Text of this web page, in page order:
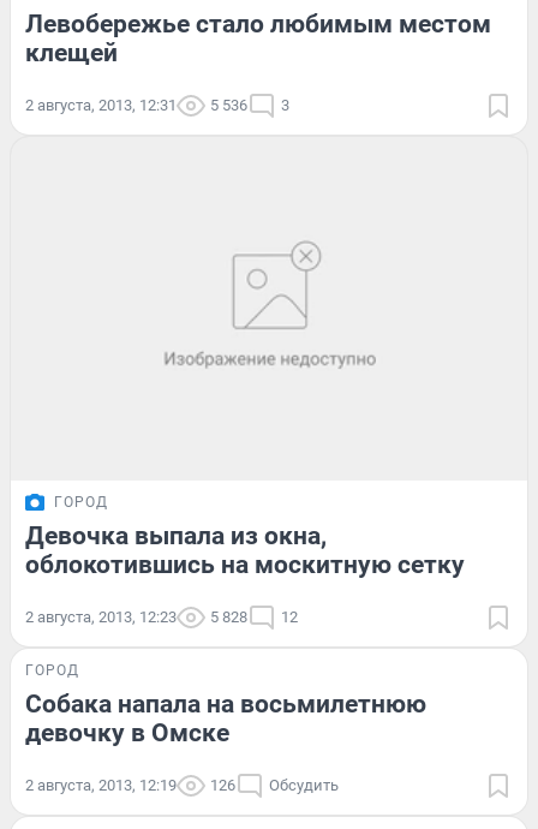
Левобережье стало любимым местом
клещей
2 августа, 2013, 12:31 5 536 3
ГОРОД
Девочка выпала из окна,
облокотившись на москитную сетку
2 августа, 2013, 12:23 5 828 12
ГОРОД
Собака напала на восьмилетнюю
девочку в Омске
2 августа, 2013, 12:19 126 Обсудить